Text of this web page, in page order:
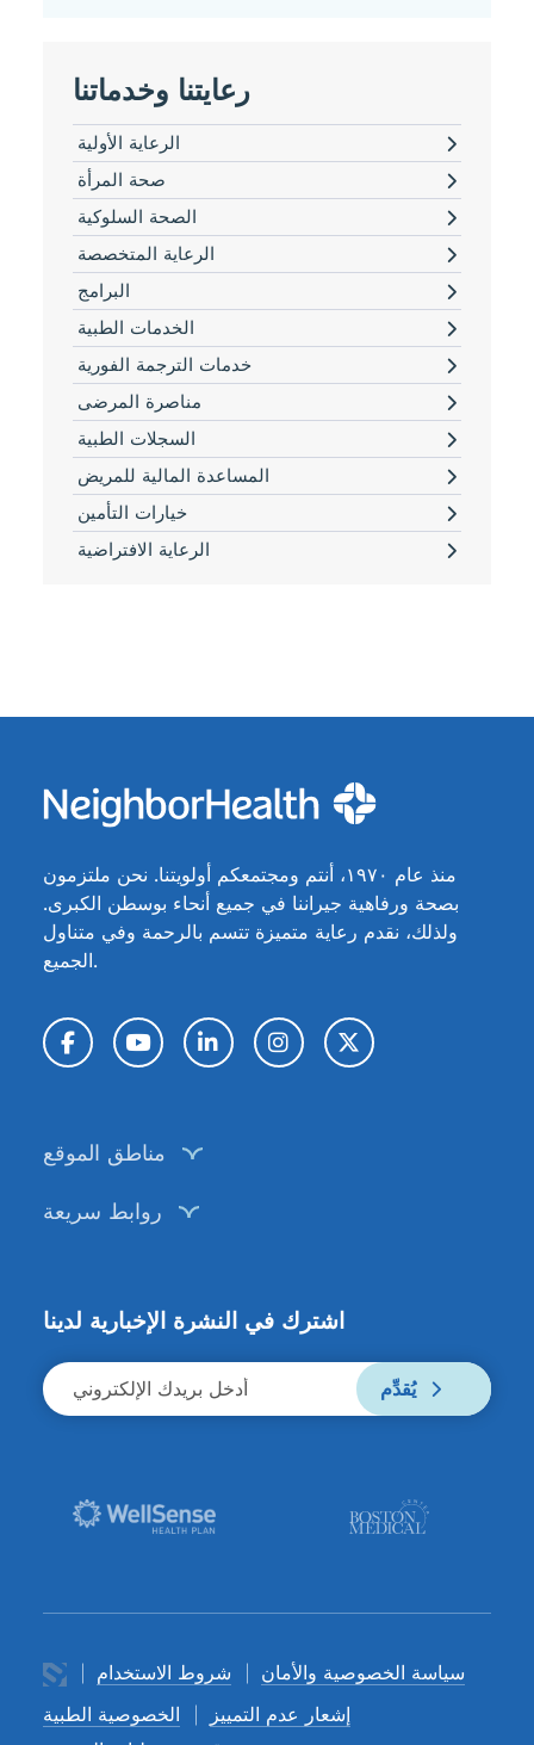
رعايتنا وخدماتنا
الرعاية الأولية
صحة المرأة
الصحة السلوكية
الرعاية المتخصصة
البرامج
الخدمات الطبية
خدمات الترجمة الفورية
مناصرة المرضى
السجلات الطبية
المساعدة المالية للمريض
خيارات التأمين
الرعاية الافتراضية
منذ عام ١٩٧٠، أنتم ومجتمعكم أولويتنا. نحن ملتزمون
بصحة ورفاهية جيراننا في جميع أنحاء بوسطن الكبرى.
ولذلك، نقدم رعاية متميزة تتسم بالرحمة وفي متناول
الجميع.
فيسبوكيوتيوب لينكد إنإنستغرام
مناطق الموقع
روابط سريعة
اشترك في النشرة الإخبارية لدينا
يُقدِّم
شروط الاستخدام
سياسة الخصوصية والأمان
الخصوصية الطبية
إشعار عدم التمييز